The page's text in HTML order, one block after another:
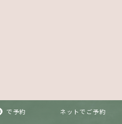
で予約 ネットでご予約